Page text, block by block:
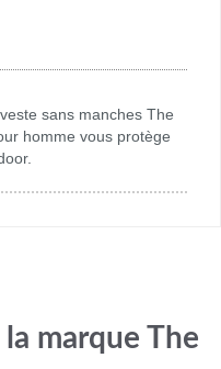
sans manches The
homme vous protège
marque The